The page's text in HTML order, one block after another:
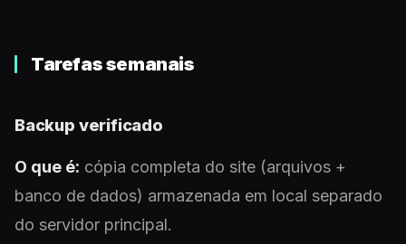
Tarefas semanais
Backup verificado
O que é: cópia completa do site (arquivos +
banco de dados) armazenada em local separado
do servidor principal.